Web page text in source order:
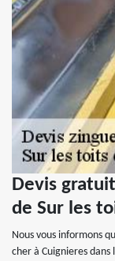
Devis
de Sur les
Nous vous informons
cher à Cuignieres